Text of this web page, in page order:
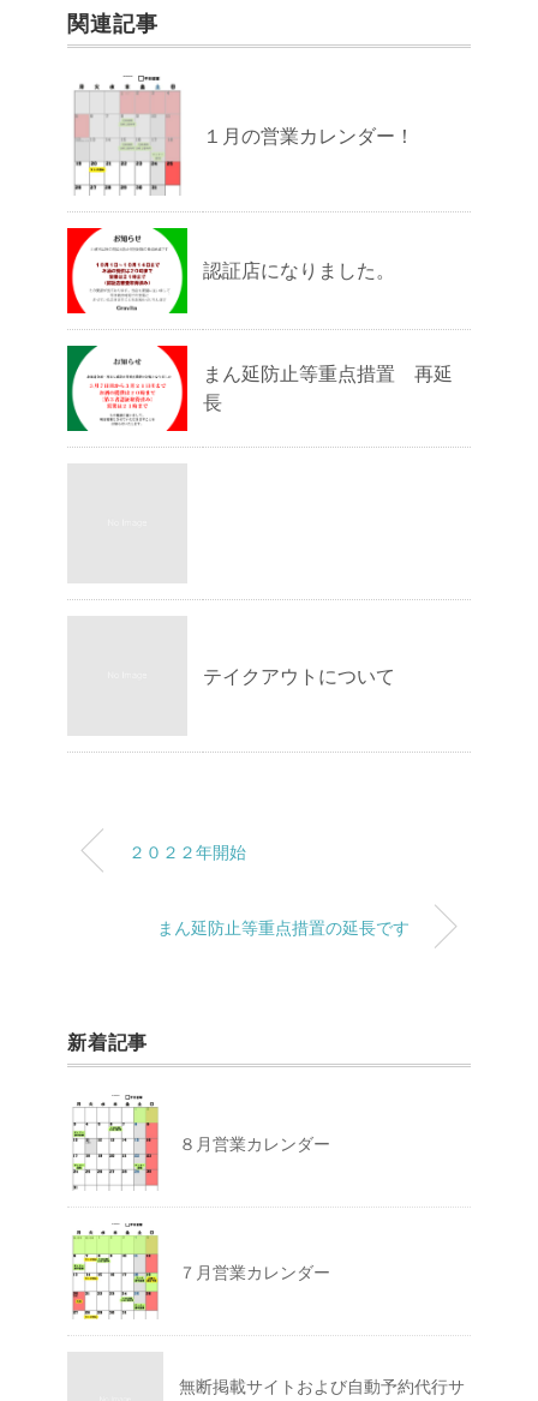
関連記事
１月の営業カレンダー！
認証店になりました。
まん延防止等重点措置 再延
長
テイクアウトについて
２０２２年開始
まん延防止等重点措置の延長です
新着記事
８月営業カレンダー
７月営業カレンダー
無断掲載サイトおよび自動予約代行サ